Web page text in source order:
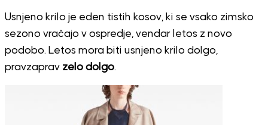
Usnjeno krilo je eden tistih kosov, ki se vsako zimsko
sezono vračajo v ospredje, vendar letos z novo
podobo. Letos mora biti usnjeno krilo dolgo,
pravzaprav zelo dolgo.